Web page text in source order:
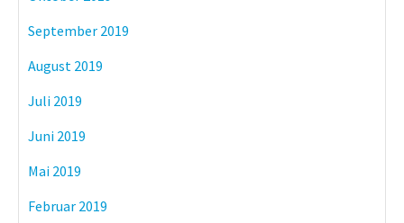
September 2019
August 2019
Juli 2019
Juni 2019
Mai 2019
Februar 2019